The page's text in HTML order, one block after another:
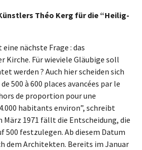
Théo Kerg für die “Heilig-
nächste Frage : das
Kirche. Für wieviele Gläubige soll
werden ? Auch hier scheiden sich
500 à 600 places avancées par le
de proportion pour une
habitants environ”, schreibt
1971 fällt die Entscheidung, die
500 festzulegen. Ab diesem Datum
dem Architekten. Bereits im Januar